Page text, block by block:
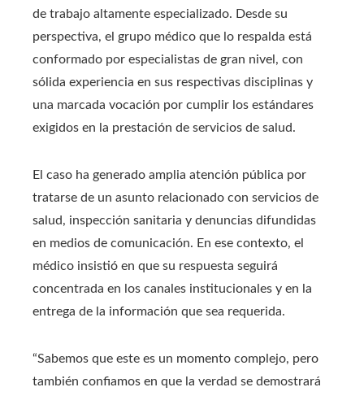
de trabajo altamente especializado. Desde su
perspectiva, el grupo médico que lo respalda está
conformado por especialistas de gran nivel, con
sólida experiencia en sus respectivas disciplinas y
una marcada vocación por cumplir los estándares
exigidos en la prestación de servicios de salud.
El caso ha generado amplia atención pública por
tratarse de un asunto relacionado con servicios de
salud, inspección sanitaria y denuncias difundidas
en medios de comunicación. En ese contexto, el
médico insistió en que su respuesta seguirá
concentrada en los canales institucionales y en la
entrega de la información que sea requerida.
“Sabemos que este es un momento complejo, pero
también confiamos en que la verdad se demostrará